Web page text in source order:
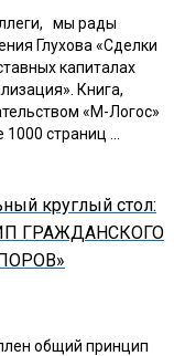
мы рады
Глухова «Сделки
капиталах
Книга,
«М-Логос»
1000 страниц …
круглый стол:
ГРАЖДАНСКОГО
общий принцип